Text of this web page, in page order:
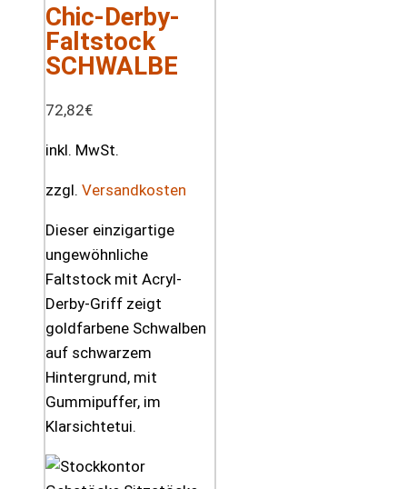
Chic-Derby-
Faltstock
SCHWALBE
72,82€
inkl. MwSt.
zzgl. Versandkosten
Dieser einzigartige
ungewöhnliche
Faltstock mit Acryl-
Derby-Griff zeigt
goldfarbene Schwalben
auf schwarzem
Hintergrund, mit
Gummipuffer, im
Klarsichtetui.